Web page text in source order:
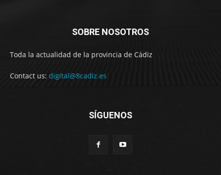
SOBRE NOSOTROS
Toda la actualidad de la provincia de Cádiz
Contact us: digital@8cadiz.es
SÍGUENOS